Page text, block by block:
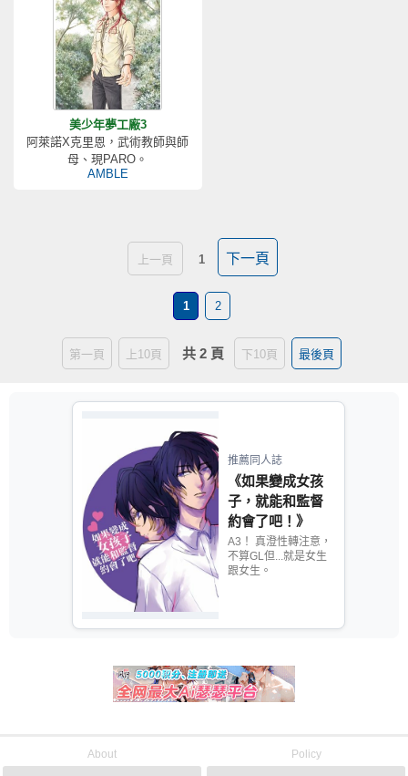
美少年夢工廠3
阿萊諾X克里恩，武術教師與師
母、現PARO。
AMBLE
上一頁 1 下一頁
1 2
第一頁 上10頁 共 2 頁 下10頁 最後頁
推薦同人誌
《如果變成女孩
子，就能和監督
約會了吧！》
A3！ 真澄性轉注意，
不算GL但...就是女生
跟女生。
About Policy